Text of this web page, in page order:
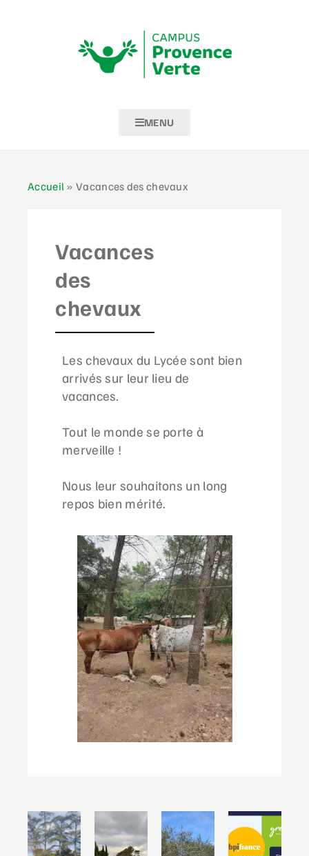
MENU
Accueil »Vacances des chevaux
Vacances
des
chevaux
Les chevaux du Lycée sont bien
arrivés sur leur lieu de
vacances.
Tout le monde se porte à
merveille !
Nous leur souhaitons un long
repos bien mérité.